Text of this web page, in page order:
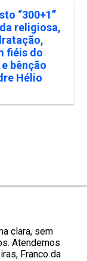
“300+1”
religiosa,
fiéis do
bênção
Hélio
clara, sem
Atendemos
Franco da